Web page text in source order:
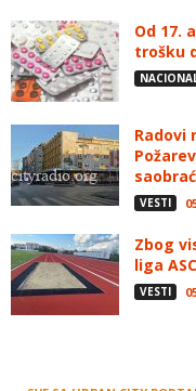
Od 17.
trošku
Radovi
VESTI
Zbog
liga
VESTI